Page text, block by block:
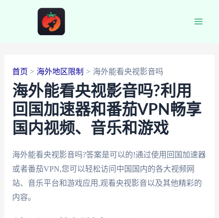
首页 海外地区限制 海外能看央视影音吗
海外能看央视影音吗?利用
回国加速器和番茄VPN畅享
国内视频、音乐和游戏
海外能看央视影音吗?答案是可以的!通过使用回国加速器
或者番茄VPN,您可以轻松访问中国国内的各大视频网
站、音乐平台和游戏应用,观看央视影音以及其他精彩的
内容。